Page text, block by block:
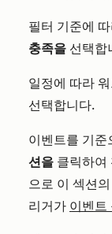
필터 기준에
충족을 선택합
일정에 따라
선택합니다.
이벤트를 기준
션을 클릭하여
으로 이 섹션
리거가 이벤트